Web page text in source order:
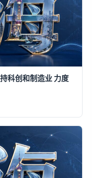
科创和制造业 力度